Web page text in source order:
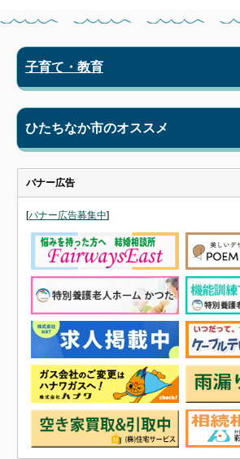
子育て・教育
ひたちなか市のオススメ
バナー広告
[バナー広告募集中]